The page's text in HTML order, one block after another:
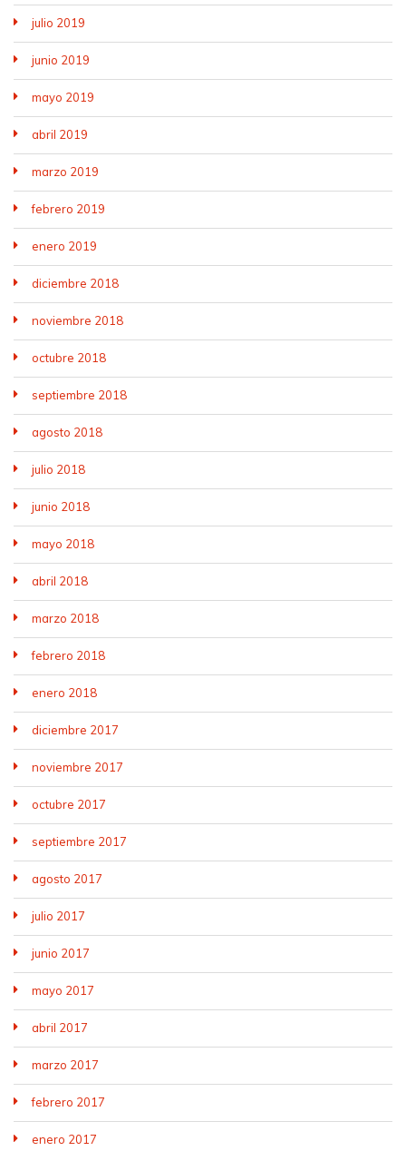
julio 2019
junio 2019
mayo 2019
abril 2019
marzo 2019
febrero 2019
enero 2019
diciembre 2018
noviembre 2018
octubre 2018
septiembre 2018
agosto 2018
julio 2018
junio 2018
mayo 2018
abril 2018
marzo 2018
febrero 2018
enero 2018
diciembre 2017
noviembre 2017
octubre 2017
septiembre 2017
agosto 2017
julio 2017
junio 2017
mayo 2017
abril 2017
marzo 2017
febrero 2017
enero 2017